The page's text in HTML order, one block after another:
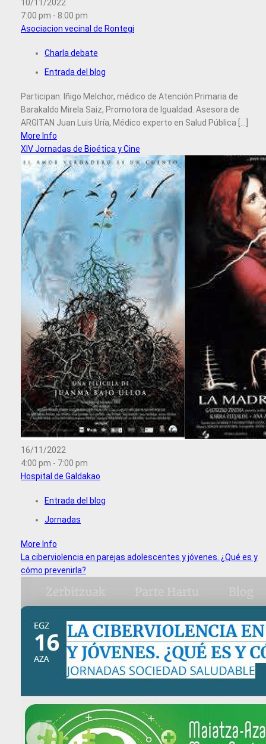
10/11/2022
7:00 pm - 8:00 pm
Asociacion vecinal de Rontegi
Charla debate
Entrada del blog
Participan: Iñigo Melchor, médico de Atención Primaria de
Barakaldo Mirela Saiz, Promotora de Igualdad. Asesora de
ARGITAN Juan Luis Uría, Médico experto en Salud Pública [...]
More Info
XIV Jornadas de Bioética y Cine
16/11/2022
4:00 pm - 7:00 pm
Hospital de Galdakao
Entrada del blog
Jornadas
More Info
La ciberviolencia en parejas adolescentes y jóvenes. ¿Qué es y
cómo prevenirla?